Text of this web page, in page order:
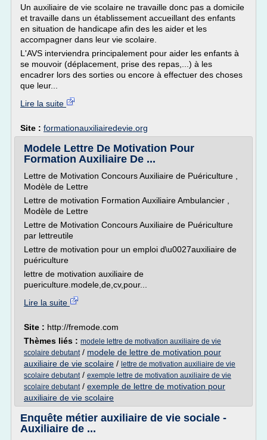
Un auxiliaire de vie scolaire ne travaille donc pas a domicile
et travaille dans un établissement accueillant des enfants
en situation de handicape afin des les aider et les
accompagner dans leur vie scolaire.
L'AVS interviendra principalement pour aider les enfants à
se mouvoir (déplacement, prise des repas,...) à les
encadrer lors des sorties ou encore à effectuer des choses
que leur...
Lire la suite
Site : formationauxiliairedevie.org
Modele Lettre De Motivation Pour
Formation Auxiliaire De ...
Lettre de Motivation Concours Auxiliaire de Puériculture ,
Modèle de Lettre
Lettre de motivation Formation Auxiliaire Ambulancier ,
Modèle de Lettre
Lettre de Motivation Concours Auxiliaire de Puériculture
par lettreutile
Lettre de motivation pour un emploi d\u0027auxiliaire de
puériculture
lettre de motivation auxiliaire de
puericulture.modele,de,cv,pour...
Lire la suite
Site : http://fremode.com
Thèmes liés : modele lettre de motivation auxiliaire de vie
scolaire debutant/ modele de lettre de motivation pour
auxiliaire de vie scolaire / lettre de motivation auxiliaire de vie
scolaire debutant/ exemple lettre de motivation auxiliaire de vie
scolaire debutant/ exemple de lettre de motivation pour
auxiliaire de vie scolaire
Enquête métier auxiliaire de vie sociale -
Auxiliaire de ...